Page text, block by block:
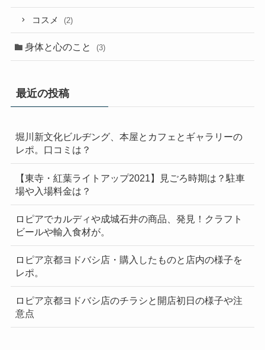
コスメ (2)
身体と心のこと (3)
最近の投稿
堀川新文化ビルヂング、本屋とカフェとギャラリーの
レポ。口コミは？
【東寺・紅葉ライトアップ2021】見ごろ時期は？駐車
場や入場料金は？
ロピアでカルディや成城石井の商品、発見！クラフト
ビールや輸入食材が。
ロピア京都ヨドバシ店・購入したものと店内の様子を
レポ。
ロピア京都ヨドバシ店のチラシと開店初日の様子や注
意点